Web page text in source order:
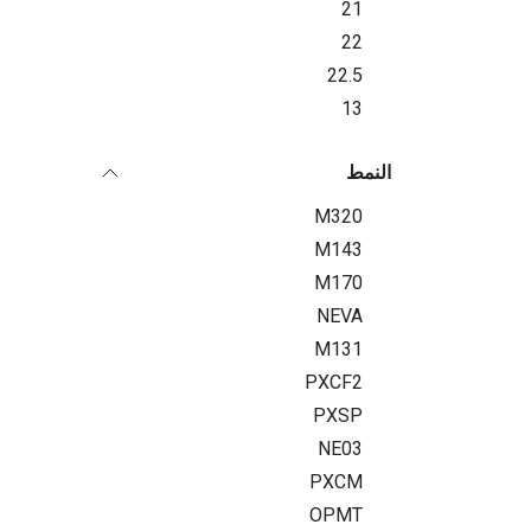
21
22
22.5
13
النمط
M320
M143
M170
NEVA
M131
PXCF2
PXSP
NE03
PXCM
OPMT